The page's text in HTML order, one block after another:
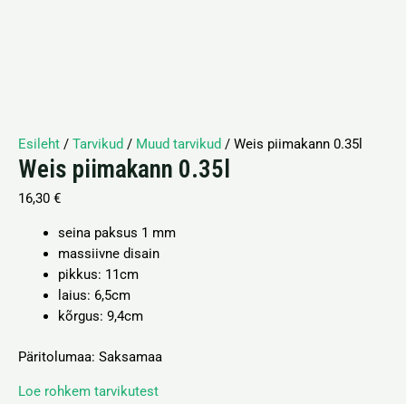
Esileht / Tarvikud / Muud tarvikud / Weis piimakann 0.35l
Weis piimakann 0.35l
16,30 €
seina paksus 1 mm
massiivne disain
pikkus: 11cm
laius: 6,5cm
kõrgus: 9,4cm
Päritolumaa: Saksamaa
Loe rohkem tarvikutest